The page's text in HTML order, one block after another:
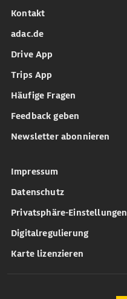
Kontakt
adac.de
Drive App
Trips App
Häufige Fragen
Feedback geben
Newsletter abonnieren
Impressum
Datenschutz
Privatsphäre-Einstellungen
Digitalregulierung
Karte lizenzieren